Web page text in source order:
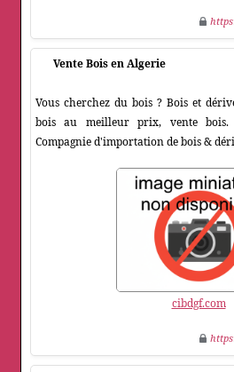
https
Vente Bois en Algerie
Vous cherchez du bois ? Bois et
bois au meilleur prix, vente
Compagnie d'importation de bois &
cibdgf.com
https